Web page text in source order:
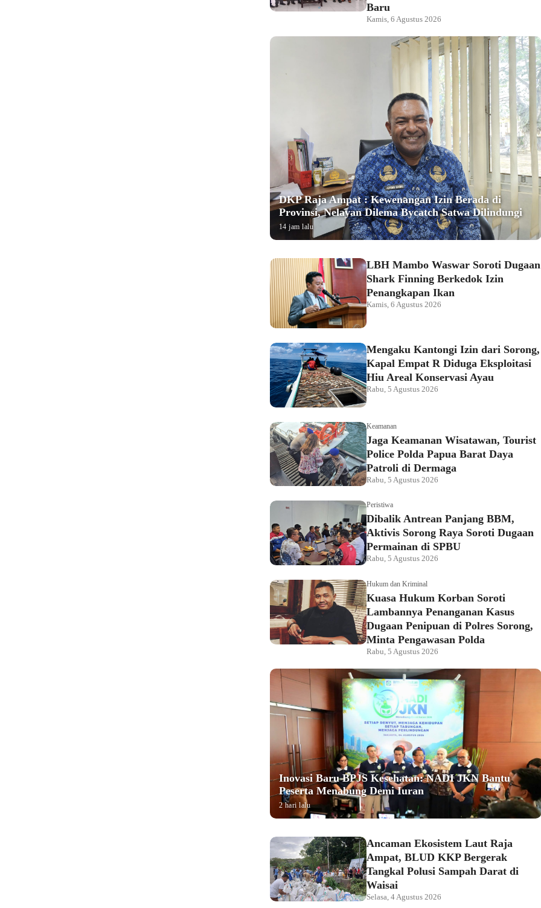
Baru
Kamis, 6 Agustus 2026
DKP Raja Ampat : Kewenangan Izin Berada di
Provinsi, Nelayan Dilema Bycatch Satwa Dilindungi
14 jam lalu
LBH Mambo Waswar Soroti Dugaan
Shark Finning Berkedok Izin
Penangkapan Ikan
Kamis, 6 Agustus 2026
Mengaku Kantongi Izin dari Sorong,
Kapal Empat R Diduga Eksploitasi
Hiu Areal Konservasi Ayau
Rabu, 5 Agustus 2026
Keamanan
Jaga Keamanan Wisatawan, Tourist
Police Polda Papua Barat Daya
Patroli di Dermaga
Rabu, 5 Agustus 2026
Peristiwa
Dibalik Antrean Panjang BBM,
Aktivis Sorong Raya Soroti Dugaan
Permainan di SPBU
Rabu, 5 Agustus 2026
Hukum dan Kriminal
Kuasa Hukum Korban Soroti
Lambannya Penanganan Kasus
Dugaan Penipuan di Polres Sorong,
Minta Pengawasan Polda
Rabu, 5 Agustus 2026
Inovasi Baru BPJS Kesehatan: NADI JKN Bantu
Peserta Menabung Demi Iuran
2 hari lalu
Ancaman Ekosistem Laut Raja
Ampat, BLUD KKP Bergerak
Tangkal Polusi Sampah Darat di
Waisai
Selasa, 4 Agustus 2026